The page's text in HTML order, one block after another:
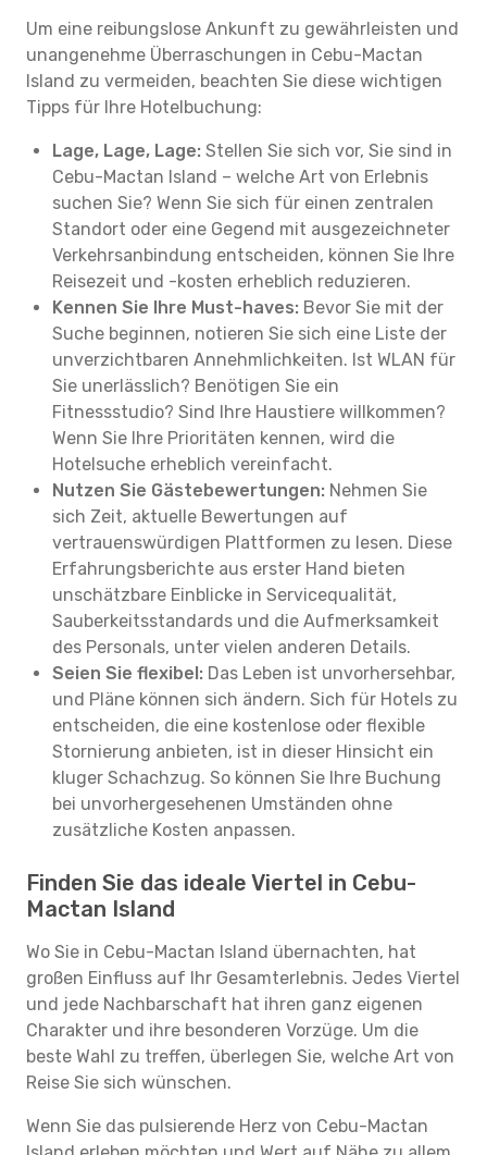
Um eine reibungslose Ankunft zu gewährleisten und
unangenehme Überraschungen in Cebu-Mactan
Island zu vermeiden, beachten Sie diese wichtigen
Tipps für Ihre Hotelbuchung:
Lage, Lage, Lage: Stellen Sie sich vor, Sie sind in
Cebu-Mactan Island – welche Art von Erlebnis
suchen Sie? Wenn Sie sich für einen zentralen
Standort oder eine Gegend mit ausgezeichneter
Verkehrsanbindung entscheiden, können Sie Ihre
Reisezeit und -kosten erheblich reduzieren.
Kennen Sie Ihre Must-haves: Bevor Sie mit der
Suche beginnen, notieren Sie sich eine Liste der
unverzichtbaren Annehmlichkeiten. Ist WLAN für
Sie unerlässlich? Benötigen Sie ein
Fitnessstudio? Sind Ihre Haustiere willkommen?
Wenn Sie Ihre Prioritäten kennen, wird die
Hotelsuche erheblich vereinfacht.
Nutzen Sie Gästebewertungen: Nehmen Sie
sich Zeit, aktuelle Bewertungen auf
vertrauenswürdigen Plattformen zu lesen. Diese
Erfahrungsberichte aus erster Hand bieten
unschätzbare Einblicke in Servicequalität,
Sauberkeitsstandards und die Aufmerksamkeit
des Personals, unter vielen anderen Details.
Seien Sie flexibel: Das Leben ist unvorhersehbar,
und Pläne können sich ändern. Sich für Hotels zu
entscheiden, die eine kostenlose oder flexible
Stornierung anbieten, ist in dieser Hinsicht ein
kluger Schachzug. So können Sie Ihre Buchung
bei unvorhergesehenen Umständen ohne
zusätzliche Kosten anpassen.
Finden Sie das ideale Viertel in Cebu-
Mactan Island
Wo Sie in Cebu-Mactan Island übernachten, hat
großen Einfluss auf Ihr Gesamterlebnis. Jedes Viertel
und jede Nachbarschaft hat ihren ganz eigenen
Charakter und ihre besonderen Vorzüge. Um die
beste Wahl zu treffen, überlegen Sie, welche Art von
Reise Sie sich wünschen.
Wenn Sie das pulsierende Herz von Cebu-Mactan